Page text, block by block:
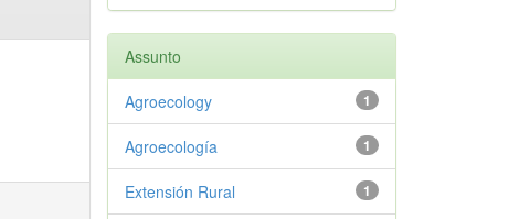
Assunto
1
Agroecology
1
Agroecología
1
Extensión Rural